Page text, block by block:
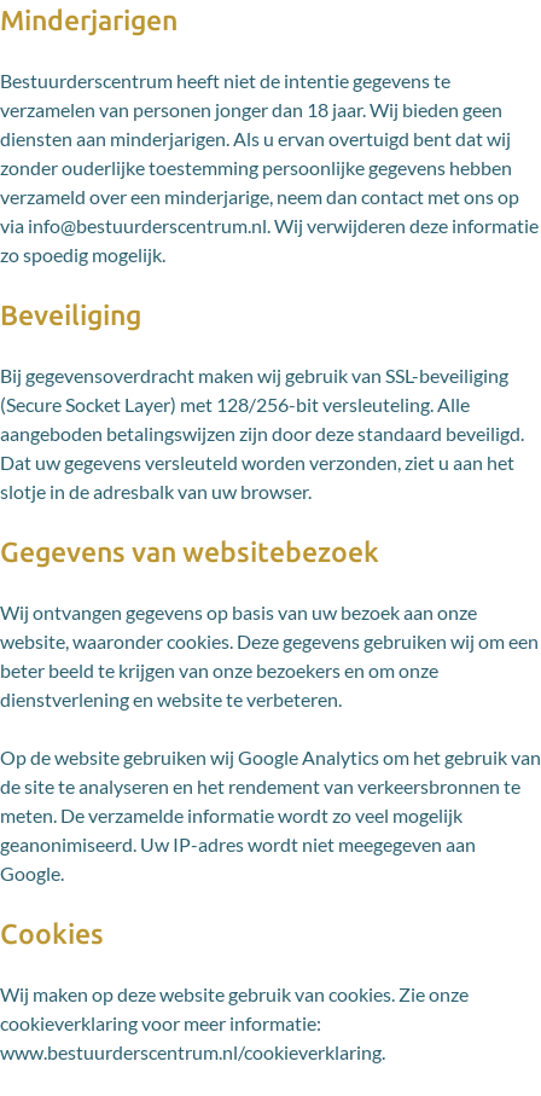
Minderjarigen
Bestuurderscentrum heeft niet de intentie gegevens te
verzamelen van personen jonger dan 18 jaar. Wij bieden geen
diensten aan minderjarigen. Als u ervan overtuigd bent dat wij
zonder ouderlijke toestemming persoonlijke gegevens hebben
verzameld over een minderjarige, neem dan contact met ons op
via info@bestuurderscentrum.nl. Wij verwijderen deze informatie
zo spoedig mogelijk.
Beveiliging
Bij gegevensoverdracht maken wij gebruik van SSL-beveiliging
(Secure Socket Layer) met 128/256-bit versleuteling. Alle
aangeboden betalingswijzen zijn door deze standaard beveiligd.
Dat uw gegevens versleuteld worden verzonden, ziet u aan het
slotje in de adresbalk van uw browser.
Gegevens van websitebezoek
Wij ontvangen gegevens op basis van uw bezoek aan onze
website, waaronder cookies. Deze gegevens gebruiken wij om een
beter beeld te krijgen van onze bezoekers en om onze
dienstverlening en website te verbeteren.
Op de website gebruiken wij Google Analytics om het gebruik van
de site te analyseren en het rendement van verkeersbronnen te
meten. De verzamelde informatie wordt zo veel mogelijk
geanonimiseerd. Uw IP-adres wordt niet meegegeven aan
Google.
Cookies
Wij maken op deze website gebruik van cookies. Zie onze
cookieverklaring voor meer informatie:
www.bestuurderscentrum.nl/cookieverklaring.